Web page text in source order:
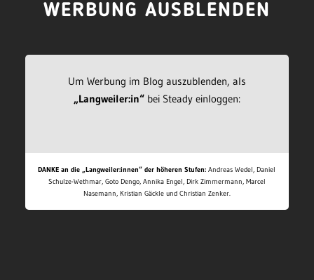
WERBUNG AUSBLENDEN
Um Werbung im Blog auszublenden, als
„Langweiler:in“bei Steady einloggen:
DANKE an die „Langweiler:innen“ der höheren Stufen: Andreas Wedel, Daniel
Schulze-Wethmar, Goto Dengo, Annika Engel, Dirk Zimmermann, Marcel
Nasemann, Kristian Gäckle und Christian Zenker.